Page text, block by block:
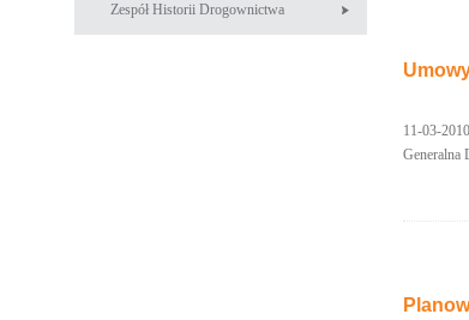
Zespół Historii Drogownictwa
11-03-2010
Generalna